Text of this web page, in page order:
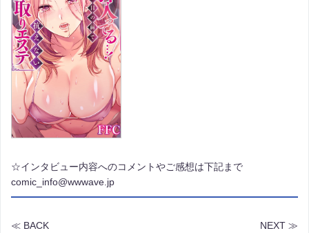
☆インタビュー内容へのコメントやご感想は下記まで
comic_info@wwwave.jp
≪ BACK NEXT ≫